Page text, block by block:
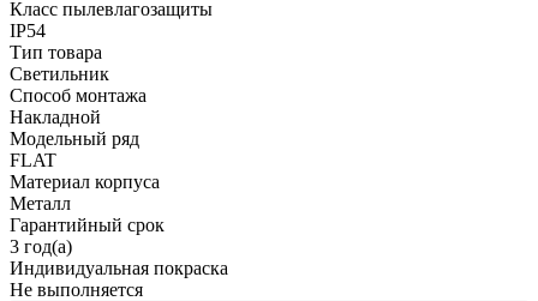
Класс пылевлагозащиты
IP54
Тип товара
Светильник
Способ монтажа
Накладной
Модельный ряд
FLAT
Материал корпуса
Металл
Гарантийный срок
3 год(а)
Индивидуальная покраска
Не выполняется